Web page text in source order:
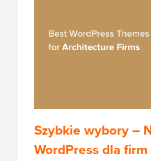
Szybkie wybory –
WordPress dla